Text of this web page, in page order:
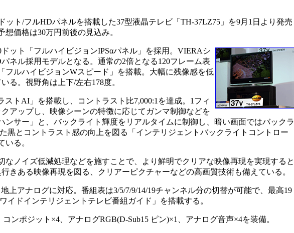
ット/フルHDパネルを搭載した37型液晶テレビ「TH-37LZ75」を9月1日より発売
価格は30万円前後の見込み。
ット「フルハイビジョンIPSαパネル」を採用。VIERAシ
ネル採用モデルとなる。通常の2倍となる120フレーム表
フルハイビジョンWスピード」を搭載。大幅に残像感を低
る。視野角は上下/左右178度。
トAI」を搭載し、コントラスト比7,000:1を達成。1フィ
アップし、映像シーンの特徴に応じてガンマ制御などを
ンサー」と、バックライト輝度をリアルタイムに制御し、暗い画面ではバックラ
黒とコントラスト感の向上を図る「インテリジェントバックライトコントロー
いる。
ノイズ低減処理などを施すことで、より鮮明でクリアな映像再現を実現すると
きある映像再現を図る、クリアーピクチャーなどの高画質技術も備えている。
上アナログに対応。番組表は3/5/7/9/14/19チャンネル分の切替が可能で、最高19
イドインテリジェントテレビ番組ガイド」を搭載する。
ンポジット×4、アナログRGB(D-Sub15 ピン)×1、アナログ音声×4を装備。